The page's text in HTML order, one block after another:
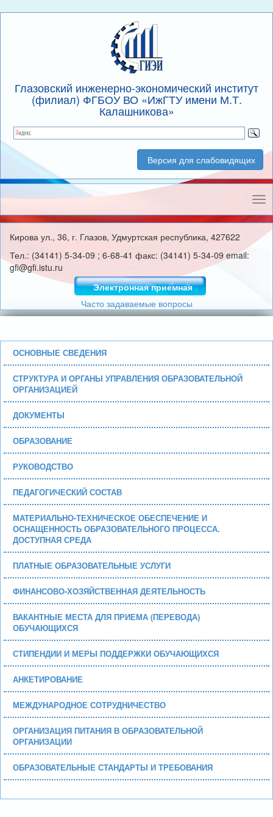
Глазовский инженерно-экономический институт
(филиал) ФГБОУ ВО «ИжГТУ имени М.Т.
Калашникова»
Версия для слабовидящих
Кирова ул., 36, г. Глазов, Удмуртская республика, 427622
Тел.: (34141) 5-34-09 ; 6-68-41 факс: (34141) 5-34-09 email:
gfi@gfi.istu.ru
Электронная приемная
Часто задаваемые вопросы
ОСНОВНЫЕ СВЕДЕНИЯ
СТРУКТУРА И ОРГАНЫ УПРАВЛЕНИЯ ОБРАЗОВАТЕЛЬНОЙ
ОРГАНИЗАЦИЕЙ
ДОКУМЕНТЫ
ОБРАЗОВАНИЕ
РУКОВОДСТВО
ПЕДАГОГИЧЕСКИЙ СОСТАВ
МАТЕРИАЛЬНО-ТЕХНИЧЕСКОЕ ОБЕСПЕЧЕНИЕ И
ОСНАЩЕННОСТЬ ОБРАЗОВАТЕЛЬНОГО ПРОЦЕССА.
ДОСТУПНАЯ СРЕДА
ПЛАТНЫЕ ОБРАЗОВАТЕЛЬНЫЕ УСЛУГИ
ФИНАНСОВО-ХОЗЯЙСТВЕННАЯ ДЕЯТЕЛЬНОСТЬ
ВАКАНТНЫЕ МЕСТА ДЛЯ ПРИЕМА (ПЕРЕВОДА)
ОБУЧАЮЩИХСЯ
СТИПЕНДИИ И МЕРЫ ПОДДЕРЖКИ ОБУЧАЮЩИХСЯ
АНКЕТИРОВАНИЕ
МЕЖДУНАРОДНОЕ СОТРУДНИЧЕСТВО
ОРГАНИЗАЦИЯ ПИТАНИЯ В ОБРАЗОВАТЕЛЬНОЙ
ОРГАНИЗАЦИИ
ОБРАЗОВАТЕЛЬНЫЕ СТАНДАРТЫ И ТРЕБОВАНИЯ